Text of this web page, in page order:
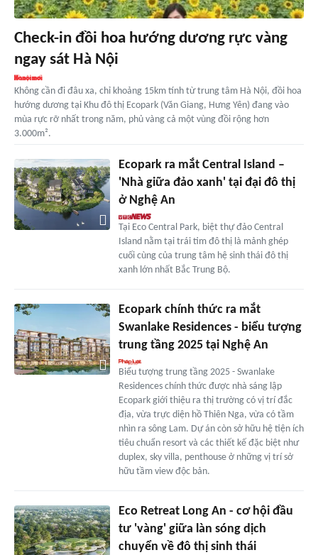
Check-in đồi hoa hướng dương rực vàng
ngay sát Hà Nội
Không cần đi đâu xa, chỉ khoảng 15km tính từ trung tâm Hà Nội, đồi hoa
hướng dương tại Khu đô thị Ecopark (Văn Giang, Hưng Yên) đang vào
mùa rực rỡ nhất trong năm, phủ vàng cả một vùng đồi rộng hơn
3.000m².
Ecopark ra mắt Central Island –
'Nhà giữa đảo xanh' tại đại đô thị
ở Nghệ An
Tại Eco Central Park, biệt thự đảo Central
Island nằm tại trái tim đô thị là mảnh ghép
cuối cùng của trung tâm hệ sinh thái đô thị
xanh lớn nhất Bắc Trung Bộ.
Ecopark chính thức ra mắt
Swanlake Residences - biểu tượng
trung tầng 2025 tại Nghệ An
Biểu tượng trung tầng 2025 - Swanlake
Residences chính thức được nhà sáng lập
Ecopark giới thiệu ra thị trường có vị trí đắc
địa, vừa trực diện hồ Thiên Nga, vừa có tầm
nhìn ra sông Lam. Dự án còn sở hữu hệ tiện ích
tiêu chuẩn resort và các thiết kế đặc biệt như
duplex, sky villa, penthouse ở những vị trí sở
hữu tầm view độc bản.
Eco Retreat Long An - cơ hội đầu
tư 'vàng' giữa làn sóng dịch
chuyển về đô thị sinh thái